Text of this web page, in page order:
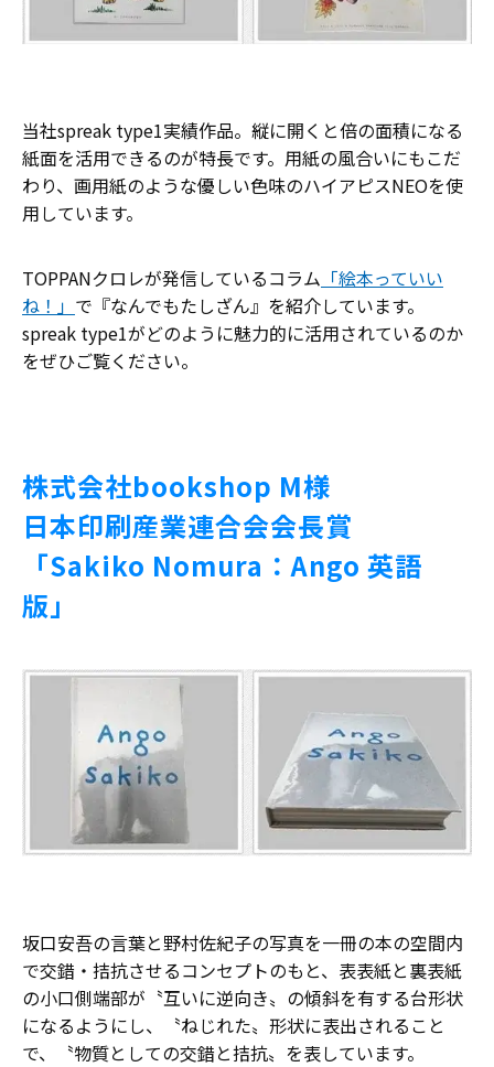
当社spreak type1実績作品。縦に開くと倍の面積になる
紙面を活用できるのが特長です。用紙の風合いにもこだ
わり、画用紙のような優しい色味のハイアピスNEOを使
用しています。
TOPPANクロレが発信しているコラム 「絵本っていい
ね！」 で『なんでもたしざん』を紹介しています。
spreak type1がどのように魅力的に活用されているのか
をぜひご覧ください。
株式会社bookshop M様
日本印刷産業連合会会長賞
「Sakiko Nomura：Ango 英語
版」
坂口安吾の言葉と野村佐紀子の写真を一冊の本の空間内
で交錯・拮抗させるコンセプトのもと、表表紙と裏表紙
の小口側端部が〝互いに逆向き〟の傾斜を有する台形状
になるようにし、〝ねじれた〟形状に表出されること
で、〝物質としての交錯と拮抗〟を表しています。